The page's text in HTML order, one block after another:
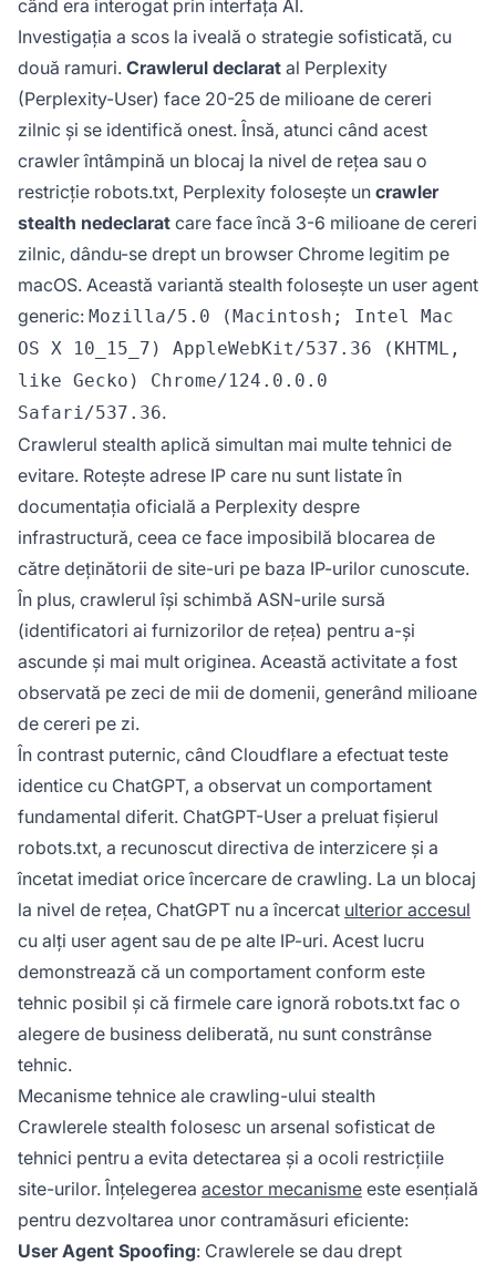
când era interogat prin interfața AI.
Investigația a scos la iveală o strategie sofisticată, cu
două ramuri. Crawlerul declarat al Perplexity
(Perplexity-User) face 20-25 de milioane de cereri
zilnic și se identifică onest. Însă, atunci când acest
crawler întâmpină un blocaj la nivel de rețea sau o
restricție robots.txt, Perplexity folosește un crawler
stealth nedeclarat care face încă 3-6 milioane de cereri
zilnic, dându-se drept un browser Chrome legitim pe
macOS. Această variantă stealth folosește un user agent
generic: Mozilla/5.0 (Macintosh; Intel Mac
OS X 10_15_7) AppleWebKit/537.36 (KHTML,
like Gecko) Chrome/124.0.0.0
Safari/537.36.
Crawlerul stealth aplică simultan mai multe tehnici de
evitare. Rotește adrese IP care nu sunt listate în
documentația oficială a Perplexity despre
infrastructură, ceea ce face imposibilă blocarea de
către deținătorii de site-uri pe baza IP-urilor cunoscute.
În plus, crawlerul își schimbă ASN-urile sursă
(identificatori ai furnizorilor de rețea) pentru a-și
ascunde și mai mult originea. Această activitate a fost
observată pe zeci de mii de domenii, generând milioane
de cereri pe zi.
În contrast puternic, când Cloudflare a efectuat teste
identice cu ChatGPT, a observat un comportament
fundamental diferit. ChatGPT-User a preluat fișierul
robots.txt, a recunoscut directiva de interzicere și a
încetat imediat orice încercare de crawling. La un blocaj
la nivel de rețea, ChatGPT nu a încercat ulterior accesul
cu alți user agent sau de pe alte IP-uri. Acest lucru
demonstrează că un comportament conform este
tehnic posibil și că firmele care ignoră robots.txt fac o
alegere de business deliberată, nu sunt constrânse
tehnic.
Mecanisme tehnice ale crawling-ului stealth
Crawlerele stealth folosesc un arsenal sofisticat de
tehnici pentru a evita detectarea și a ocoli restricțiile
site-urilor. Înțelegerea acestor mecanisme este esențială
pentru dezvoltarea unor contramăsuri eficiente:
User Agent Spoofing: Crawlerele se dau drept